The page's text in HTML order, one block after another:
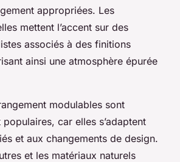
appropriées. Les
mettent l’accent sur des
associés à des finitions
ainsi une atmosphère épurée
modulables sont
car elles s’adaptent
et aux changements de design.
et les matériaux naturels